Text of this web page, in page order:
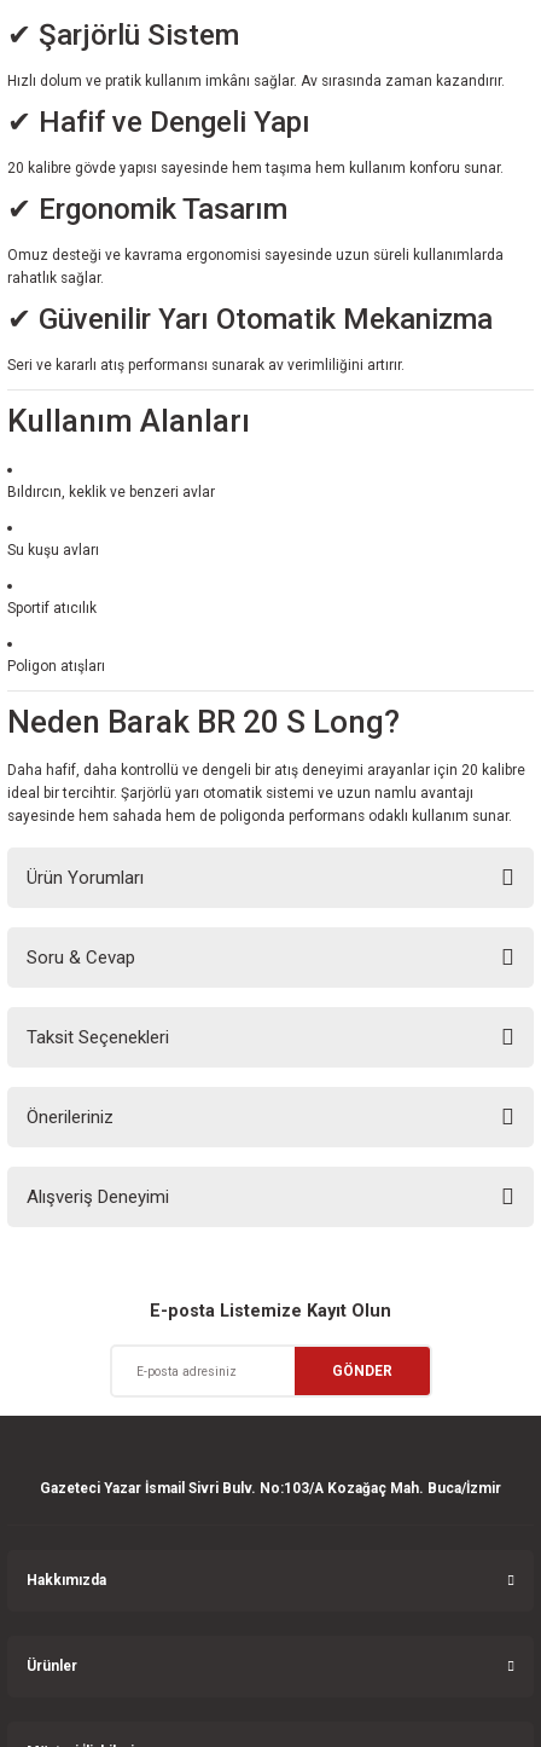
✔ Şarjörlü Sistem
Hızlı dolum ve pratik kullanım imkânı sağlar. Av sırasında zaman kazandırır.
✔ Hafif ve Dengeli Yapı
20 kalibre gövde yapısı sayesinde hem taşıma hem kullanım konforu sunar.
✔ Ergonomik Tasarım
Omuz desteği ve kavrama ergonomisi sayesinde uzun süreli kullanımlarda
rahatlık sağlar.
✔ Güvenilir Yarı Otomatik Mekanizma
Seri ve kararlı atış performansı sunarak av verimliliğini artırır.
Kullanım Alanları
Bıldırcın, keklik ve benzeri avlar
Su kuşu avları
Sportif atıcılık
Poligon atışları
Neden Barak BR 20 S Long?
Daha hafif, daha kontrollü ve dengeli bir atış deneyimi arayanlar için 20 kalibre
ideal bir tercihtir. Şarjörlü yarı otomatik sistemi ve uzun namlu avantajı
sayesinde hem sahada hem de poligonda performans odaklı kullanım sunar.
Ürün Yorumları
Soru & Cevap
Taksit Seçenekleri
Önerileriniz
yetersiz gördüğünüz noktaları öneri formunu kullanarak tarafımıza
Ürün resmi kalitesiz, bozuk veya görüntülenemiyor.
Ürün açıklamasında eksik bilgiler bulunuyor.
Ürün bilgilerinde hatalar bulunuyor.
Ürün fiyatı diğer sitelerden daha pahalı.
Alışveriş Deneyimi
Deneyimini Paylaş
E-posta Listemize Kayıt Olun
GÖNDER
Gazeteci Yazar İsmail Sivri Bulv. No:103/A Kozağaç Mah. Buca/İzmir
Hakkımızda
Ürünler